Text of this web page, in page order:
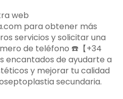
web
para obtener más
servicios y solicitar una
de teléfono ☎️【+34
encantados de ayudarte a
y mejorar tu calidad
secundaria.